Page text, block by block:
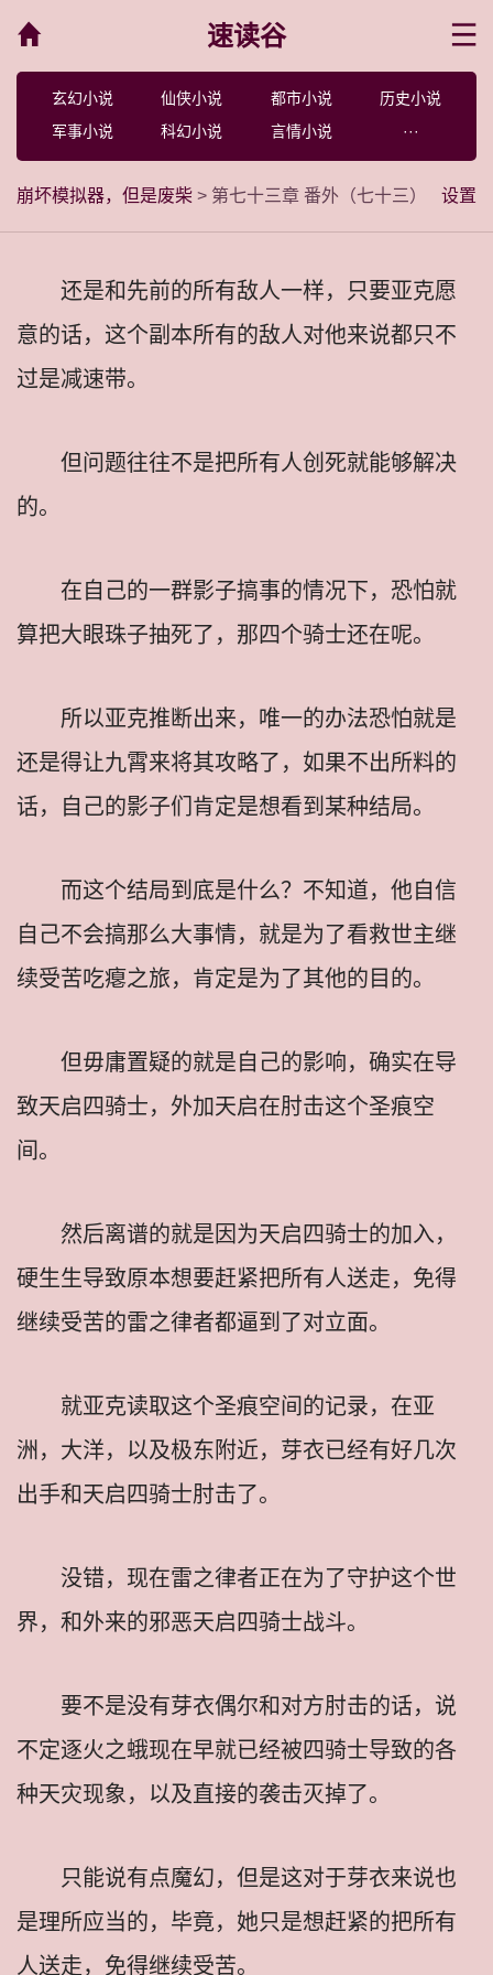
速读谷
玄幻小说 仙侠小说 都市小说
历史小说
军事小说
科幻小说 言情小说 ···
设置
崩坏模拟器，但是废柴 > 第七十三章 番外（七十三）
还是和先前的所有敌人一样，只要亚克愿
意的话，这个副本所有的敌人对他来说都只不
过是减速带。
但问题往往不是把所有人创死就能够解决
的。
在自己的一群影子搞事的情况下，恐怕就
算把大眼珠子抽死了，那四个骑士还在呢。
所以亚克推断出来，唯一的办法恐怕就是
还是得让九霄来将其攻略了，如果不出所料的
话，自己的影子们肯定是想看到某种结局。
而这个结局到底是什么？不知道，他自信
自己不会搞那么大事情，就是为了看救世主继
续受苦吃瘪之旅，肯定是为了其他的目的。
但毋庸置疑的就是自己的影响，确实在导
致天启四骑士，外加天启在肘击这个圣痕空
间。
然后离谱的就是因为天启四骑士的加入，
硬生生导致原本想要赶紧把所有人送走，免得
继续受苦的雷之律者都逼到了对立面。
就亚克读取这个圣痕空间的记录，在亚
洲，大洋，以及极东附近，芽衣已经有好几次
出手和天启四骑士肘击了。
没错，现在雷之律者正在为了守护这个世
界，和外来的邪恶天启四骑士战斗。
要不是没有芽衣偶尔和对方肘击的话，说
不定逐火之蛾现在早就已经被四骑士导致的各
种天灾现象，以及直接的袭击灭掉了。
只能说有点魔幻，但是这对于芽衣来说也
是理所应当的，毕竟，她只是想赶紧的把所有
人送走，免得继续受苦。